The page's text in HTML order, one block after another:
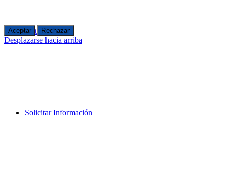
Noticias
Solicitar Información
Aceptar Rechazar
Desplazarse hacia arriba